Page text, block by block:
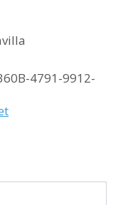
4791-9912-